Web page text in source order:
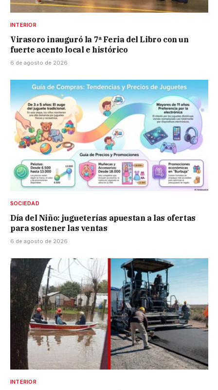
INTERIOR
Virasoro inauguró la 7ª Feria del Libro con un
fuerte acento local e histórico
6 de agosto de 2026
SOCIEDAD
Día del Niño: jugueterías apuestan a las ofertas
para sostener las ventas
6 de agosto de 2026
INTERIOR